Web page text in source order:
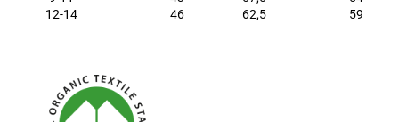
12-14
46 62,5 59